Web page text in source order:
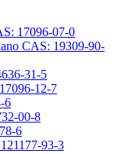
17096-07-0
CAS: 19309-90-
31-5
12-7
6
00-8
6
93-3